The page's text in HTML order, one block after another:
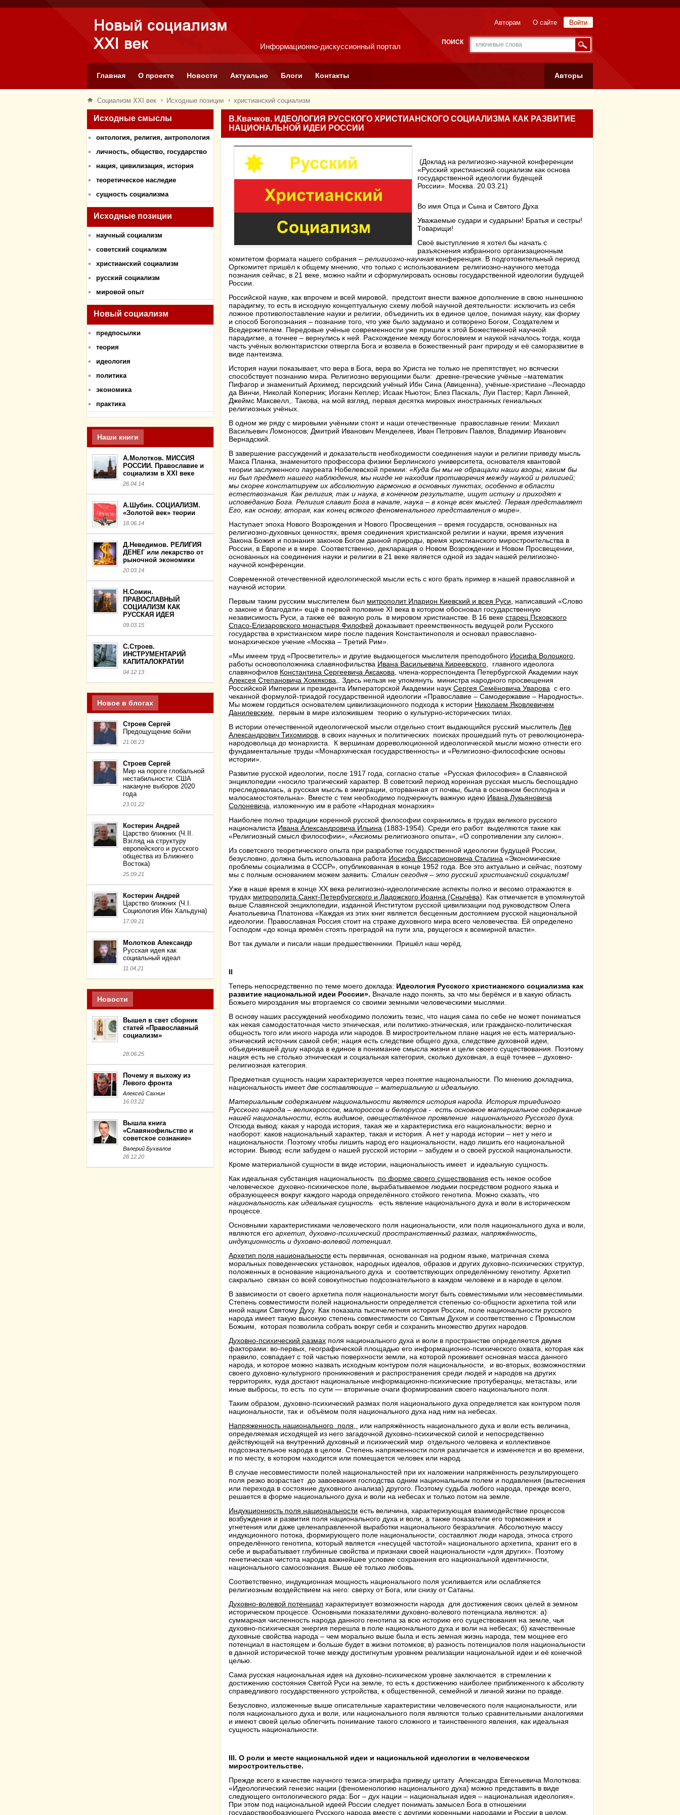
Информационно-дискуссионный портал
Войти
Авторам О сайте
ПОИСК
Главная О проекте Новости Актуально Блоги Контакты Авторы
Социализм XXI век Исходные позиции христианский социализм
Исходные смыслы
онтология, религия, антропология
личность, общество, государство
нация, цивилизация, история
теоретическое наследие
сущность социализма
Исходные позиции
научный социализм
советский социализм
христианский социализм
русский социализм
мировой опыт
Новый социализм
предпосылки
теория
идеология
политика
экономика
практика
Наши книги
А.Молотков. МИССИЯ
РОССИИ. Православие и
социализм в XXI веке
26.04.14
А.Шубин. СОЦИАЛИЗМ.
«Золотой век» теории
18.06.14
Д.Неведимов. РЕЛИГИЯ
ДЕНЕГ или лекарство от
рыночной экономики
20.03.14
Н.Сомин.
ПРАВОСЛАВНЫЙ
СОЦИАЛИЗМ КАК
РУССКАЯ ИДЕЯ
09.03.15
С.Строев.
ИНСТРУМЕНТАРИЙ
КАПИТАЛОКРАТИИ
04.12.13
Новое в блогах
Строев Сергей
Предощущение бойни
21.08.23
Строев Сергей
Мир на пороге глобальной
нестабильности: США
накануне выборов 2020
года
23.01.22
Костерин Андрей
Царство ближних (Ч.II.
Взгляд на структуру
европейского и русского
общества из Ближнего
Востока)
25.09.21
Костерин Андрей
Царство ближних (Ч.I.
Социология Ибн Хальдуна)
17.09.21
Молотков Александр
Русская идея как
социальный идеал
11.04.21
Новости
Вышел в свет сборник
статей «Православный
социализм»
28.06.25
Почему я выхожу из
Левого фронта
Алексей Сахнин
16.03.22
Вышла книга
«Славянофильство и
советское сознание»
Валерий Бухвалов
28.12.20
В.Квачков. ИДЕОЛОГИЯ РУССКОГО ХРИСТИАНСКОГО СОЦИАЛИЗМА КАК РАЗВИТИЕ
НАЦИОНАЛЬНОЙ ИДЕИ РОССИИ
(Доклад на религиозно-научной конференции
«Русский христианский социализм как основа
государственной идеологии будещей
России». Москва. 20.03.21)
Во имя Отца и Сына и Святого Духа
Уважаемые судари и сударыни! Братья и сестры!
Товарищи!
Своё выступление я хотел бы начать с
разъяснения избранного организационным
комитетом формата нашего собрания – религиозно-научнаяконференция. В подготовительный период
Оргкомитет пришёл к общему мнению, что только с использованием религиозно-научного метода
познания сейчас, в 21 веке, можно найти и сформулировать основы государственной идеологии будущей
России.
Российской науке, как впрочем и всей мировой, предстоит внести важное дополнение в свою нынешнюю
парадигму, то есть в исходную концептуальную схему любой научной деятельности: исключить из себя
ложное противопоставление науки и религии, объединить их в единое целое, понимая науку, как форму
и способ Богопознания – познание того, что уже было задумано и сотворено Богом, Создателем и
Вседержителем. Передовые учёные современности уже пришли к этой Божественной научной
парадигме, а точнее – вернулись к ней. Расхождение между богословием и наукой началось тогда, когда
часть учёных волюнтаристски отвергла Бога и возвела в божественный ранг природу и её саморазвитие в
виде пантеизма.
История науки показывает, что вера в Бога, вера во Христа не только не препятствует, но всячески
способствует познанию мира. Религиозно верующими были: древне-греческие учёные –математик
Пифагор и знаменитый Архимед; персидский учёный Ибн Сина (Авиценна), учёные-христиане –Леонардо
да Винчи, Николай Коперник; Иоганн Кеплер; Исаак Ньютон; Блез Паскаль; Луи Пастер; Карл Линней,
Джеймс Максвелл,. Такова, на мой взгляд, первая десятка мировых иностранных гениальных
религиозных учёных.
В одном же ряду с мировыми учёными стоят и наши отечественные православные гении: Михаил
Васильевич Ломоносов; Дмитрий Иванович Менделеев, Иван Петрович Павлов, Владимир Иванович
Вернадский.
В завершение рассуждений и доказательств необходимости соединения науки и религии приведу мысль
Макса Планка, знаменитого профессора физики Берлинского университета, основателя квантовой
теории заслуженного лауреата Нобелевской премии: «Куда бы мы не обращали наши взоры, каким бы
ни был предмет нашего наблюдения, мы нигде не находим противоречия между наукой и религией;
мы скорее констатируем их абсолютную гармонию в основных пунктах, особенно в области
естествознания. Как религия, так и наука, в конечном результате, ищут истину и приходят к
исповеданию Бога. Религия славит Бога в начале, наука – в конце всех мыслей. Первая представляет
Его, как основу, вторая, как конец всякого феноменального представления о мире».
Наступает эпоха Нового Возрождения и Нового Просвещения – время государств, основанных на
религиозно-духовных ценностях, время соединения христианской религии и науки, время изучения
Закона Божия и познания законов Богом данной природы, время христианского миростроительства в
России, в Европе и в мире. Соответственно, декларация о Новом Возрождении и Новом Просвещении,
основанных на соединения науки и религии в 21 веке является одной из задач нашей религиозно-
научной конференции.
Современной отечественной идеологической мысли есть с кого брать пример в нашей православной и
научной истории.
Первым таким русским мыслителем был митрополит Иларион Киевский и всея Руси , написавший «Слово
о законе и благодати» ещё в первой половине XI века в котором обосновал государственную
независимость Руси, а также её важную роль в мировом христианстве. В 16 веке старец Псковского
Спасо-Елизаровского монастыря Филофей доказывает преемственность ведущей роли Русского
государства в христианском мире после падения Константинополя и основал православно-
монархическое учение «Москва – Третий Рим».
«Мы имеем труд «Просветитель» и другие выдающегося мыслителя преподобного Иосифа Волоцкого
работы основоположника славянофильства Ивана Васильевича Киреевского , главного идеолога
славянофилов Константина Сергеевича Аксакова , члена-корреспондента Петербургской Академии наук
Алексея Степановича Хомякова ,. Здесь нельзя не упомянуть министра народного просвещения
Российской Империи и президента Императорской Академии наук Сергея Семёновича Уварова с его
чеканной формулой-триадой государственной идеологии «Православие – Самодержавие – Народность».
Мы можем гордиться основателем цивилизационного подхода к истории Николаем Яковлевичем
Данилевским , первым в мире изложившем теорию о культурно-исторических типах.
В истории отечественной идеологической мысли отдельно стоит выдающийся русский мыслитель Лев
Александрович Тихомиров , в своих научных и политических поисках прошедший путь от революционера-
народовольца до монархиста. К вершинам дореволюционной идеологической мысли можно отнести его
фундаментальные труды «Монархическая государственность» и «Религиозно-философские основы
истории».
Развитие русской идеологии, после 1917 года, согласно статье «Русская философия» в Славянской
энциклопедии «носило трагический характер. В советский период коренная русская мысль беспощадно
преследовалась, а русская мысль в эмиграции, оторванная от почвы, была в основном бесплодна и
малосамостоятельна». Вместе с тем необходимо подчеркнуть важную идею Ивана Лукьяновича
Солоневича , изложенную им в работе «Народная монархия»
Наиболее полно традиции коренной русской философии сохранились в трудах великого русского
националиста Ивана Александровича Ильина (1883-1954). Среди его работ выделяются такие как
«Религиозный смысл философии», «Аксиомы религиозного опыта», «О сопротивлении злу силою».
Из советского теоретического опыта при разработке государственной идеологии будущей России,
безусловно, должна быть использована работа Иосифа Виссарионовича Сталина «Экономические
проблемы социализма в СССР», опубликованная в конце 1952 года. Все это актуально и сейчас, поэтому
мы с полным основанием можем заявить: Сталин сегодня – это русский христианский социализм!
Уже в наше время в конце XX века религиозно-идеологические аспекты полно и весомо отражаются в
трудах митрополита Санкт-Петербургского и Ладожского Иоанна (Снычёва) . Как отмечается в упомянутой
выше Славянской энциклопедии, изданной Институтом русской цивилизации под руководством Олега
Анатольевича Платонова «Каждая из этих книг является бесценным достоянием русской национальной
идеологии. Православная Россия стоит на страже духовного мира всего человечества. Ей определено
Господом «до конца времён стоять преградой на пути зла, рвущегося к всемирной власти».
Вот так думали и писали наши предшественники. Пришёл наш черёд.
II
Теперь непосредственно по теме моего доклада: Идеология Русского христианского социализма как
развитие национальной идеи России». Вначале надо понять, за что мы берёмся и в какую область
Божьего мироздания мы вторгаемся со своими земными человеческими мыслями.
В основу наших рассуждений необходимо положить тезис, что нация сама по себе не может пониматься
как некая самодостаточная чисто этническая, или политико-этническая, или гражданско-политическая
общность того или иного народа или народов. В миростроительном плане нация не есть материально-
этнический источник самой себя; нация есть следствие общего духа, следствие духовной идеи,
объединившей душу народа в единое в понимание смысла жизни и цели своего существования. Поэтому
нация есть не столько этническая и социальная категория, сколько духовная, а ещё точнее – духовно-
религиозная категория.
Предметная сущность нации характеризуется через понятие национальности. По мнению докладчика,
национальность имеетдве составляющие – материальную и идеальную.
Материальным содержанием национальности является история народа. История триединого
Русского народа – великороссов, малороссов и белорусов - есть основное материальное содержание
нашей национальности, есть видимое, овеществлённое проявление национального Русского духа.
Отсюда вывод: какая у народа история, такая же и характеристика его национальности; верно и
наоборот: каков национальный характер, такая и история. А нет у народа истории – нет у него и
национальности. Поэтому чтобы лишить народ его национальности, надо лишить его национальной
истории. Вывод: если забудем о нашей русской истории – забудем и о своей русской национальности.
Кроме материальной сущности в виде истории, национальность имеет и идеальную сущность.
Как идеальная субстанция национальность по форме своего существования есть некое особое
человеческое духовно-психическое поле, вырабатываемое людьми посредством родного языка и
образующееся вокруг каждого народа определённого стойкого генотипа. Можно сказать, что
национальность как идеальная сущность есть явление национального духа и воли в историческом
процессе.
Основными характеристиками человеческого поля национальности, или поля национального духа и воли,
являются его архетип, духовно-психический пространственный размах, напряжённость,
индукционность и духовно-волевой потенциал.
Архетип поля национальности есть первичная, основанная на родном языке, матричная схема
моральных поведенческих установок, народных идеалов, образов и других духовно-психических структур,
положенных в основание национального духа и соответствующих определённому генотипу. Архетип
сакрально связан со всей совокупностью подсознательного в каждом человеке и в народе в целом.
В зависимости от своего архетипа поля национальности могут быть совместимыми или несовместимыми.
Степень совместимости полей национальности определяется степенью со-общности архетипа той или
иной нации Святому Духу. Как показала тысячелетняя история России, поле национальности русского
народа имеет такую высокую степень совместимости со Святым Духом и соответственно с Промыслом
Божьим, которая позволила собрать вокруг себя и сохранить множество других народов.
Духовно-психический размах поля национального духа и воли в пространстве определяется двумя
факторами: во-первых, географической площадью его информационно-психического охвата, которая как
правило, совпадает с той частью поверхности земли, на которой проживает основная масса данного
народа, и которое можно назвать исходным контуром поля национальности, и во-вторых, возможностями
своего духовно-культурного проникновения и распространения среди людей и народов на других
территориях, куда достают национальные информационно-психические протуберанцы, метастазы, или
иные выбросы, то есть по сути — вторичные очаги формирования своего национального поля.
Таким образом, духовно-психический размах поля национального духа определяется как контуром поля
национальности, так и объёмом поля национального духа над ним на небесах.
Напряженность национального поля,
или напряжённость национального духа и воли есть величина,
определяемая исходящей из него загадочной духовно-психической силой и непосредственно
действующей на внутренний духовный и психический мир отдельного человека и коллективное
подсознательное народа в целом. Степень напряженности поля различается и изменяется и во времени,
и по месту, в котором находится или помещается человек или народ.
В случае несовместимости полей национальностей при их наложении напряжённость результирующего
поля резко возрастает до завоевания господства одним национальным полем и подавления (вытеснения
или перехода в состояние духовного анализа) другого. Поэтому судьба любого народа, прежде всего,
решается в форме национального духа и воли на небесах и только потом на земле.
Индукционность поля национальности есть величина, характеризующая взаимодействие процессов
возбуждения и развития поля национального духа и воли, а также показатели его торможения и
угнетения или даже целенаправленной выработки национального безразличия. Абсолютную массу
индукционного потока, формирующего поле национальности, составляют люди народа, этноса строго
определённого генотипа, который является «несущей частотой» национального архетипа, хранит его в
себе и вырабатывает глубинные свойства и признаки своей национальности «для других». Поэтому
генетическая чистота народа важнейшее условие сохранения его национальной идентичности,
национального самосознания. Выше её только любовь.
Соответственно, индукционная мощность национального поля усиливается или ослабляется
религиозным воздействием на него: сверху от Бога, или снизу от Сатаны.
Духовно-волевой потенциал характеризует возможности народа для достижения своих целей в земном
историческом процессе. Основными показателями духовно-волевого потенциала являются: а)
суммарная численность народа данного генотипа за всю историю его существования на земле, чья
духовно-психическая энергия перешла в поле национального духа и воли на небесах; б) качественные
духовные свойства народа – чем морально выше была и есть земная жизнь народа, тем мощнее его
потенциал в настоящем и больше будет в жизни потомков; в) разность потенциалов поля национальности
в данной исторической точке между достигнутым уровнем реализации национальной идеи и её конечной
целью.
Сама русская национальная идея на духовно-психическом уровне заключается в стремлении к
достижению состояния Святой Руси на земле, то есть к достижению наиболее приближенного к абсолюту
справедливого государственного устройства, к общественной, семейной и личной жизни по правде.
Безусловно, изложенные выше описательные характеристики человеческого поля национальности, или
поля национального духа и воли, или национального поля являются только сравнительными аналогиями
и имеют своей целью облегчить понимание такого сложного и таинственного явления, как идеальная
сущность национальности.
III. О роли и месте национальной идеи и национальной идеологии в человеческом
миростроительстве.
Прежде всего в качестве научного тезиса-эпиграфа приведу цитату Александра Евгеньевича Молоткова:
«Идеологический генезис нации (феноменологию национального духа) можно представить в виде
следующего онтологического ряда: Бог – дух нации – национальная идея – национальная идеология».
При этом под национальной идеей России следует понимать замысел Бога в отношении
государствообразующего Русского народа вместе с другими коренными народами и России в целом.